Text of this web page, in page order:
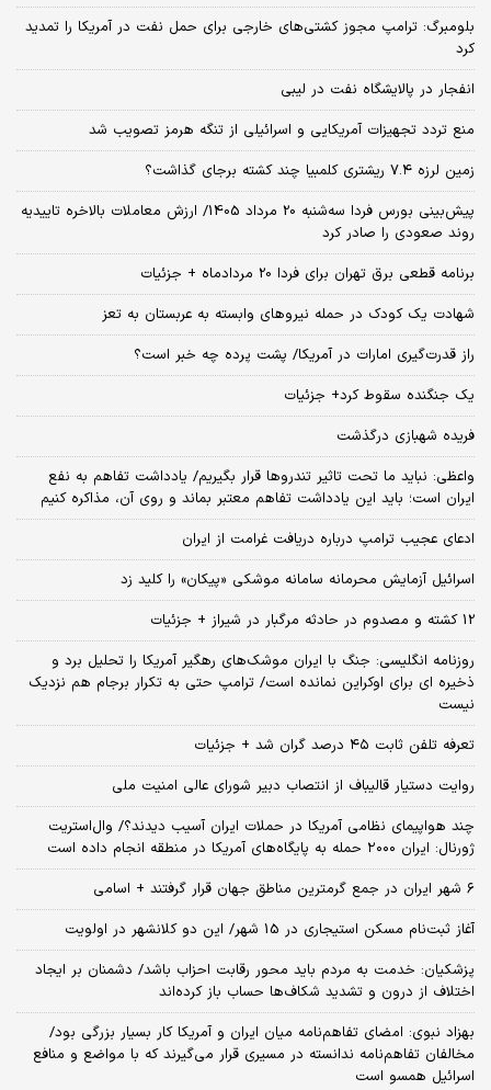
بلومبرگ: ترامپ مجوز کشتی‌های خارجی برای حمل نفت در آمریکا را تمدید
کرد
انفجار در پالایشگاه نفت در لیبی
منع تردد تجهیزات آمریکایی و اسرائیلی از تنگه هرمز تصویب شد
زمین لرزه ۷.۴ ریشتری کلمبیا چند کشته برجای گذاشت؟
پیش‌بینی بورس فردا سه‌شنبه 20 مرداد 1405/ ارزش معاملات بالاخره تاییدیه
روند صعودی را صادر کرد
برنامه قطعی برق تهران برای فردا 20 مردادماه + جزئیات
شهادت یک کودک در حمله نیروهای وابسته به عربستان به تعز
راز قدرت‌گیری امارات در آمریکا/ پشت پرده چه خبر است؟
یک جنگنده سقوط کرد+ جزئیات
فریده شهبازی درگذشت
واعظی: نباید ما تحت تاثیر تندروها قرار بگیریم/ یادداشت تفاهم به نفع
ایران است؛ باید این یادداشت تفاهم معتبر بماند و روی آن، مذاکره کنیم
ادعای عجیب ترامپ درباره دریافت غرامت از ایران
اسرائیل آزمایش محرمانه سامانه موشکی «پیکان» را کلید زد
12 کشته و مصدوم در حادثه مرگبار در شیراز + جزئیات
روزنامه انگلیسی: جنگ با ایران موشک‌های رهگیر آمریکا را تحلیل برد و
ذخیره ای برای اوکراین نمانده است/ ترامپ حتی به تکرار برجام هم نزدیک
نیست
تعرفه تلفن ثابت ۴۵ درصد گران شد + جزئیات
روایت دستیار قالیباف از انتصاب دبیر شورای عالی امنیت ملی
چند هواپیمای نظامی آمریکا در حملات ایران آسیب دیدند؟/ وال‌استریت
ژورنال: ایران ۲۰۰۰ حمله به پایگاه‌های آمریکا در منطقه انجام داده است
۶ شهر ایران در جمع گرمترین مناطق جهان قرار گرفتند + اسامی
آغاز ثبت‌نام مسکن استیجاری در 15 شهر/ این دو کلانشهر در اولویت
پزشکیان: خدمت به مردم باید محور رقابت احزاب باشد/ دشمنان بر ایجاد
اختلاف از درون و تشدید شکاف‌ها حساب باز کرده‌اند
بهزاد نبوی: امضای تفاهم‌نامه میان ایران و آمریکا کار بسیار بزرگی بود/
مخالفان تفاهم‌نامه ندانسته در مسیری قرار می‌گیرند که با مواضع و منافع
اسرائیل همسو است